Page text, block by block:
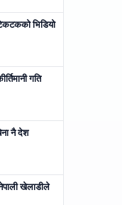
भिडियो
गति
नै देश
खेलाडीले